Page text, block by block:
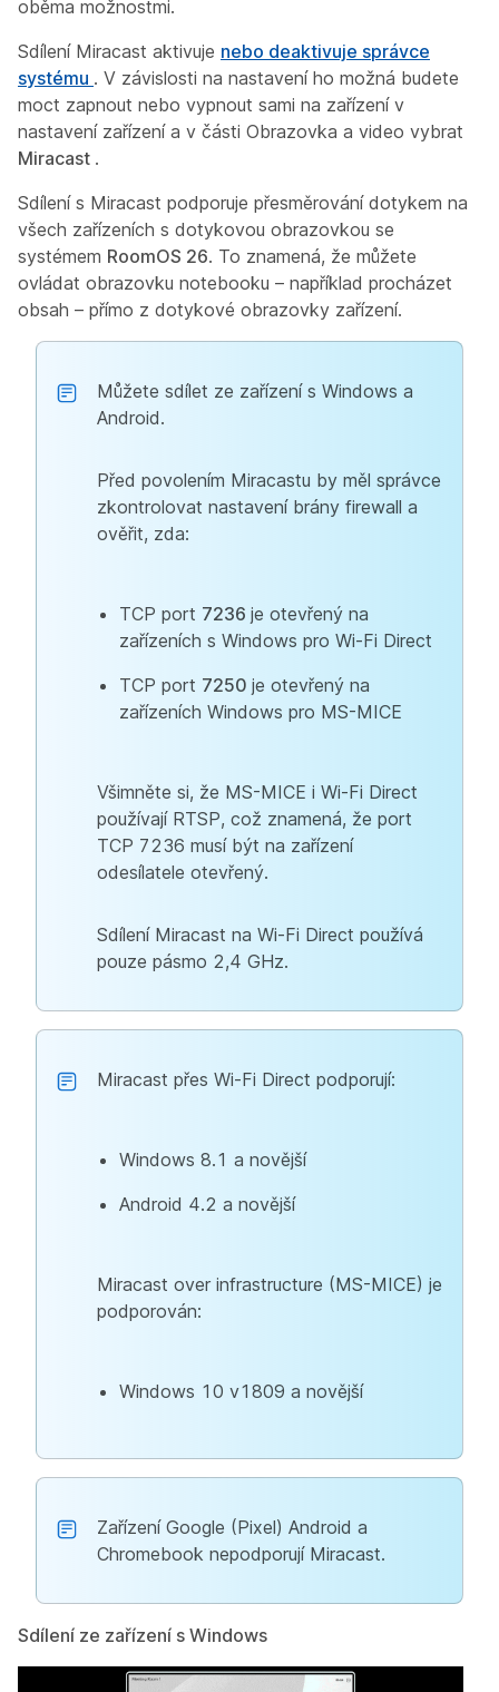
oběma možnostmi.
Sdílení Miracast aktivuje nebo deaktivuje správce
systému . V závislosti na nastavení ho možná budete
moct zapnout nebo vypnout sami na zařízení v
nastavení zařízení a v části Obrazovka a video vybrat
Miracast .
Sdílení s Miracast podporuje přesměrování dotykem na
všech zařízeních s dotykovou obrazovkou se
systémem RoomOS 26. To znamená, že můžete
ovládat obrazovku notebooku – například procházet
obsah – přímo z dotykové obrazovky zařízení.
Můžete sdílet ze zařízení s Windows a
Android.
Před povolením Miracastu by měl správce
zkontrolovat nastavení brány firewall a
ověřit, zda:
TCP port 7236 je otevřený na
zařízeních s Windows pro Wi-Fi Direct
TCP port 7250 je otevřený na
zařízeních Windows pro MS-MICE
Všimněte si, že MS-MICE i Wi-Fi Direct
používají RTSP, což znamená, že port
TCP 7236 musí být na zařízení
odesílatele otevřený.
Sdílení Miracast na Wi-Fi Direct používá
pouze pásmo 2,4 GHz.
Miracast přes Wi-Fi Direct podporují:
Windows 8.1 a novější
Android 4.2 a novější
Miracast over infrastructure (MS-MICE) je
podporován:
Windows 10 v1809 a novější
Zařízení Google (Pixel) Android a
Chromebook nepodporují Miracast.
Sdílení ze zařízení s Windows